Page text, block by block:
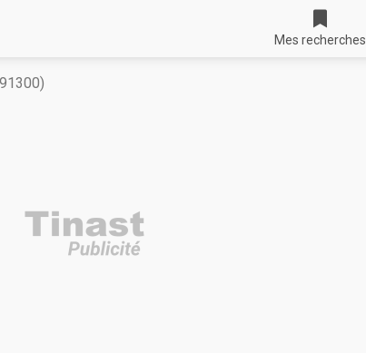
Mes recherches